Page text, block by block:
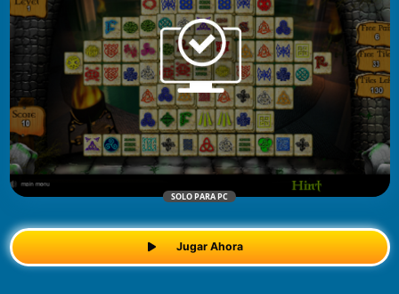
SOLO PARA PC
Jugar Ahora